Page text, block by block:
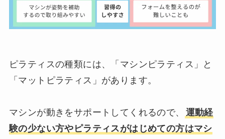
ピラティスの種類には、「マシンピラティス」と
「マットピラティス」があります。
マシンが動きをサポートしてくれるので、
運動経
験の少ない方やピラティスがはじめての方はマシ